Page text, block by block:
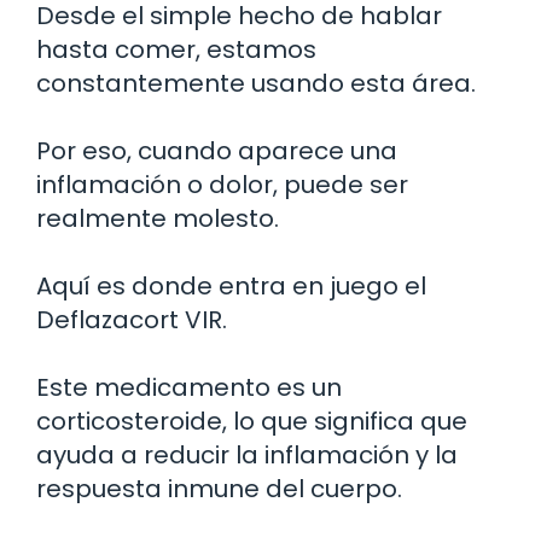
Desde el simple hecho de hablar
hasta comer, estamos
constantemente usando esta área.
Por eso, cuando aparece una
inflamación o dolor, puede ser
realmente molesto.
Aquí es donde entra en juego el
Deflazacort VIR.
Este medicamento es un
corticosteroide, lo que significa que
ayuda a reducir la inflamación y la
respuesta inmune del cuerpo.